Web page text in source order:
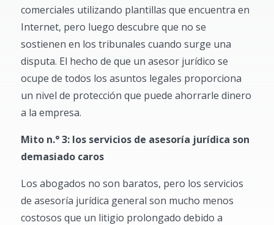
comerciales utilizando plantillas que encuentra en
Internet, pero luego descubre que no se
sostienen en los tribunales cuando surge una
disputa. El hecho de que un asesor jurídico se
ocupe de todos los asuntos legales proporciona
un nivel de protección que puede ahorrarle dinero
a la empresa.
Mito n.° 3: los servicios de asesoría jurídica son
demasiado caros
Los abogados no son baratos, pero los servicios
de asesoría jurídica general son mucho menos
costosos que un litigio prolongado debido a